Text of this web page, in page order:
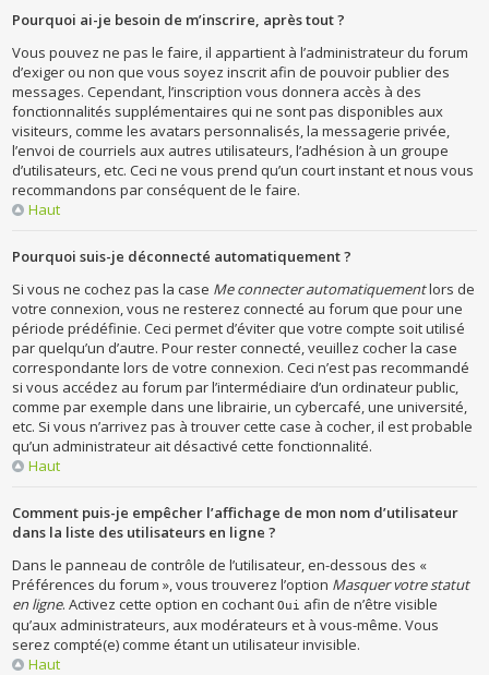
Pourquoi ai-je besoin de m’inscrire, après tout ?
Vous pouvez ne pas le faire, il appartient à l’administrateur du forum
d’exiger ou non que vous soyez inscrit afin de pouvoir publier des
messages. Cependant, l’inscription vous donnera accès à des
fonctionnalités supplémentaires qui ne sont pas disponibles aux
visiteurs, comme les avatars personnalisés, la messagerie privée,
l’envoi de courriels aux autres utilisateurs, l’adhésion à un groupe
d’utilisateurs, etc. Ceci ne vous prend qu’un court instant et nous vous
recommandons par conséquent de le faire.
Haut
Pourquoi suis-je déconnecté automatiquement ?
Si vous ne cochez pas la case Me connecter automatiquementlors de
votre connexion, vous ne resterez connecté au forum que pour une
période prédéfinie. Ceci permet d’éviter que votre compte soit utilisé
par quelqu’un d’autre. Pour rester connecté, veuillez cocher la case
correspondante lors de votre connexion. Ceci n’est pas recommandé
si vous accédez au forum par l’intermédiaire d’un ordinateur public,
comme par exemple dans une librairie, un cybercafé, une université,
etc. Si vous n’arrivez pas à trouver cette case à cocher, il est probable
qu’un administrateur ait désactivé cette fonctionnalité.
Haut
Comment puis-je empêcher l’affichage de mon nom d’utilisateur
dans la liste des utilisateurs en ligne ?
Dans le panneau de contrôle de l’utilisateur, en-dessous des «
Préférences du forum », vous trouverez l’option Masquer votre statut
en ligne. Activez cette option en cochantOui afin de n’être visible
qu’aux administrateurs, aux modérateurs et à vous-même. Vous
serez compté(e) comme étant un utilisateur invisible.
Haut